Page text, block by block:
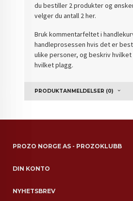
du bestiller 2 produkter og
velger du antall 2 her.
Bruk kommentarfeltet i
handleprosessen hvis det er
ulike personer, og beskriv hvilket
hvilket plagg.
PRODUKTANMELDELSER (0)
PROZO NORGE AS - PROZOKLUBB
DIN KONTO
NYHETSBREV